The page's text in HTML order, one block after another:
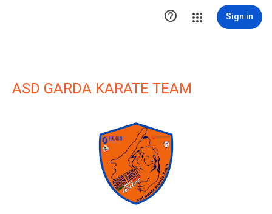
 Sign in
ASD GARDA KARATE TEAM